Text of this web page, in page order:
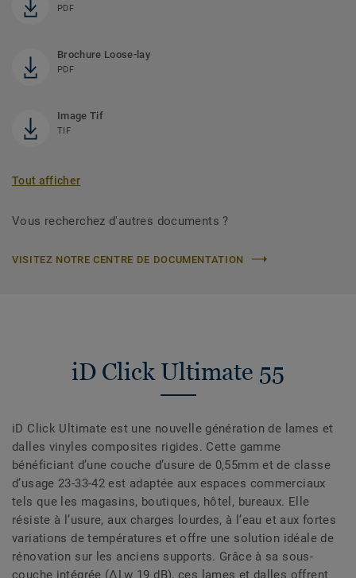
PDF
Brochure Loose-lay
PDF
Image Tif
TIF
Tout afficher
Vous recherchez d'autres documents ?
VISITEZ NOTRE CENTRE DE DOCUMENTATION
iD Click Ultimate 55
iD Click Ultimate est une nouvelle génération de lames et
dalles vinyles composites rigides. Cette gamme
bénéficiant d’une couche d’usure de 0,55mm et de classe
d’usage 23-33-42 est adaptée aux espaces commerciaux
tels que les magasins, boutiques, hôtel, bureaux. Elle
résiste à l’usure, aux charges lourdes, à l’eau et aux fortes
variations de températures et offre une solution idéale de
rénovation sur les anciens supports. Grâce à sa sous-
couche intégrée (ΔLw 19 dB), ces lames et dalles offrent